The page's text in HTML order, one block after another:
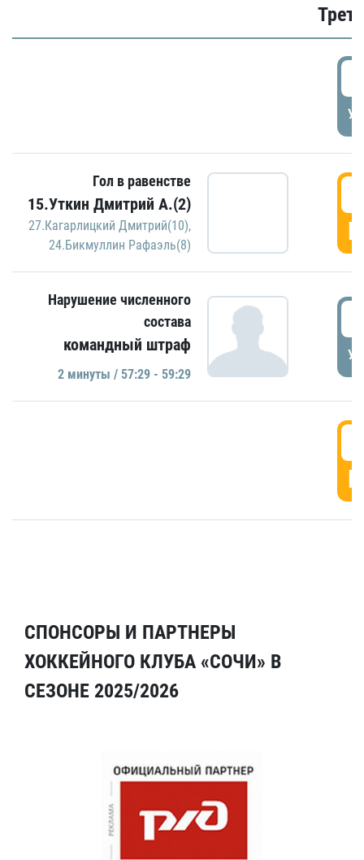
Гол в равенстве
15.Уткин Дмитрий А.(2)
27.Кагарлицкий Дмитрий(10),
24.Бикмуллин Рафаэль(8)
Нарушение численного
состава
командный штраф
2 минуты / 57:29 - 59:29
СПОНСОРЫ И ПАРТНЕРЫ
ХОККЕЙНОГО КЛУБА «СОЧИ» В
СЕЗОНЕ 2025/2026